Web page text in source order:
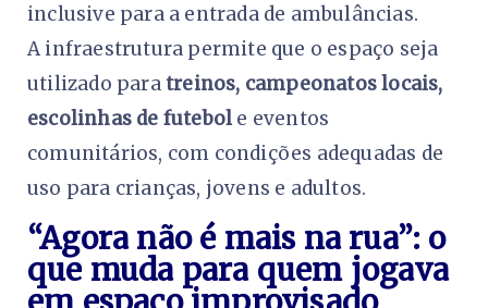
inclusive para a entrada de ambulâncias.
A infraestrutura permite que o espaço seja
utilizado paratreinos, campeonatos locais,
escolinhas de futebole eventos
comunitários, com condições adequadas de
uso para crianças, jovens e adultos.
“Agora não é mais na rua”: o
que muda para quem jogava